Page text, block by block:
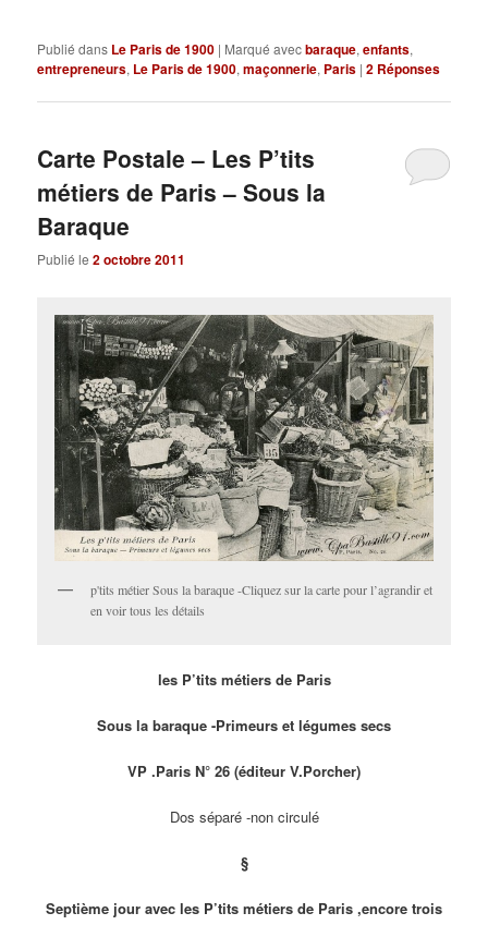
Publié dans Le Paris de 1900 | Marqué avecbaraque,enfants,
entrepreneurs, Le Paris de 1900,maçonnerie, Paris |2 Réponses
Carte Postale – Les P’tits
métiers de Paris – Sous la
Baraque
Publié le2 octobre 2011
p'tits métier Sous la baraque -Cliquez sur la carte pour l’agrandir et
en voir tous les détails
les P’tits métiers de Paris
Sous la baraque -Primeurs et légumes secs
VP .Paris N° 26 (éditeur V.Porcher)
Dos séparé -non circulé
§
Septième jour avec les P’tits métiers de Paris ,encore trois